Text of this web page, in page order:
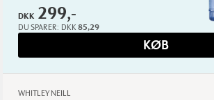
DKK 299,-
DU SPARER: DKK 85,29
KØB
WHITLEY NEILL